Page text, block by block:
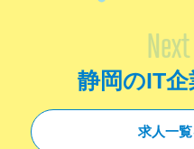
静岡のIT企
求人一